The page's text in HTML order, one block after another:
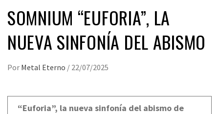
SOMNIUM “EUFORIA”, LA
NUEVA SINFONÍA DEL ABISMO
Por Metal Eterno / 22/07/2025
“Euforia”, la nueva sinfonía del abismo de